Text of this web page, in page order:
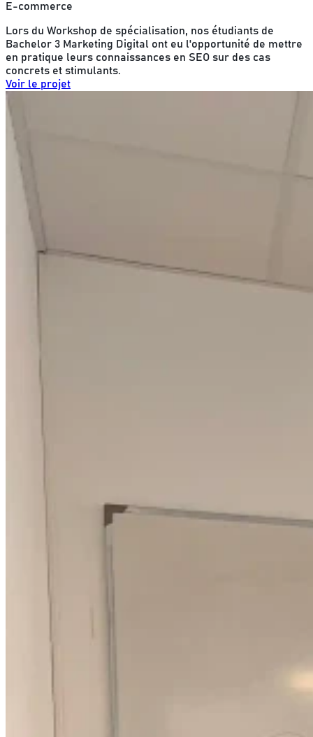
E-commerce
Lors du Workshop de spécialisation, nos étudiants de
Bachelor 3 Marketing Digital ont eu l'opportunité de mettre
en pratique leurs connaissances en SEO sur des cas
concrets et stimulants.
Voir le projet